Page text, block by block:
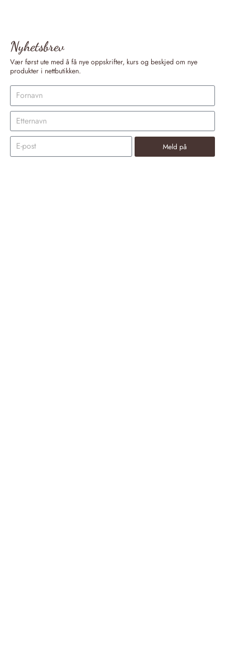
Nyhetsbrev
Vær først ute med å få nye oppskrifter, kurs og beskjed om nye
produkter i nettbutikken.
Meld på